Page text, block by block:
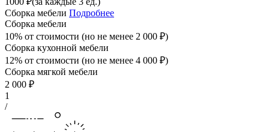
Сборка мебели Подробнее
Сборка мебели
10% от стоимости (но не менее 2 000 ₽)
Сборка кухонной мебели
12% от стоимости (но не менее 4 000 ₽)
Сборка мягкой мебели
2 000 ₽
1
/